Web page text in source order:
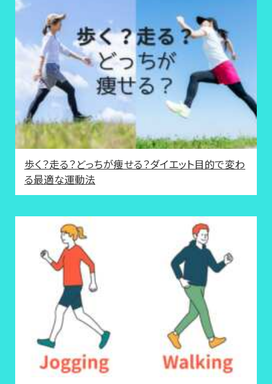
歩く？走る？どっちが痩せる？ダイエット目的で変わ
る最適な運動法